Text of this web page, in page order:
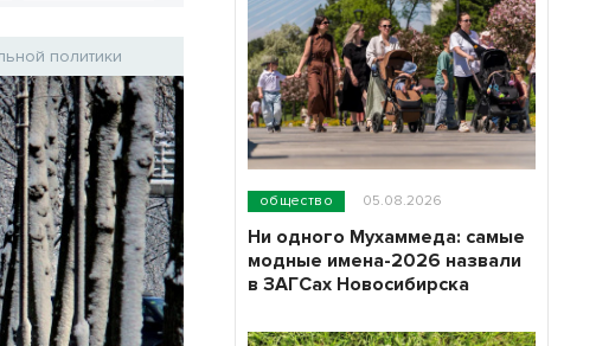
политики
общество 05.08.2026
Ни одного Мухаммеда: самые
модные имена-2026 назвали
в ЗАГСах Новосибирска